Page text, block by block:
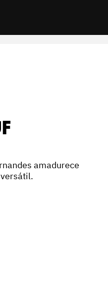
amadurece